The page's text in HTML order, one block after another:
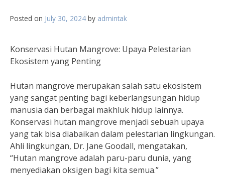
Posted on July 30, 2024 by admintak
Konservasi Hutan Mangrove: Upaya Pelestarian
Ekosistem yang Penting
Hutan mangrove merupakan salah satu ekosistem
yang sangat penting bagi keberlangsungan hidup
manusia dan berbagai makhluk hidup lainnya.
Konservasi hutan mangrove menjadi sebuah upaya
yang tak bisa diabaikan dalam pelestarian lingkungan.
Ahli lingkungan, Dr. Jane Goodall, mengatakan,
“Hutan mangrove adalah paru-paru dunia, yang
menyediakan oksigen bagi kita semua.”